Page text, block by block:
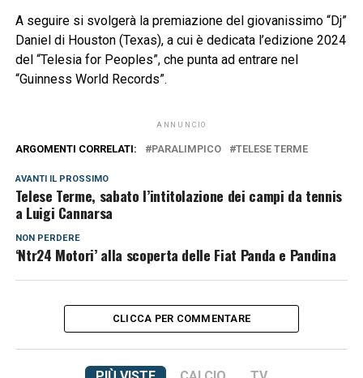
A seguire si svolgerà la premiazione del giovanissimo “Dj”
Daniel di Houston (Texas), a cui è dedicata l’edizione 2024
del “Telesia for Peoples”, che punta ad entrare nel
“Guinness World Records”.
ANNUNCIO
ARGOMENTI CORRELATI: PARALIMPICO TELESE TERME
AVANTI IL ​​PROSSIMO
Telese Terme, sabato l’intitolazione dei campi da tennis
a Luigi Cannarsa
NON PERDERE
‘Ntr24 Motori’ alla scoperta delle Fiat Panda e Pandina
CLICCA PER COMMENTARE